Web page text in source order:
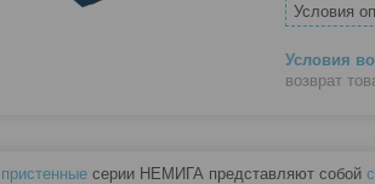
Условия
возврат
серии НЕМИГА представляют собой